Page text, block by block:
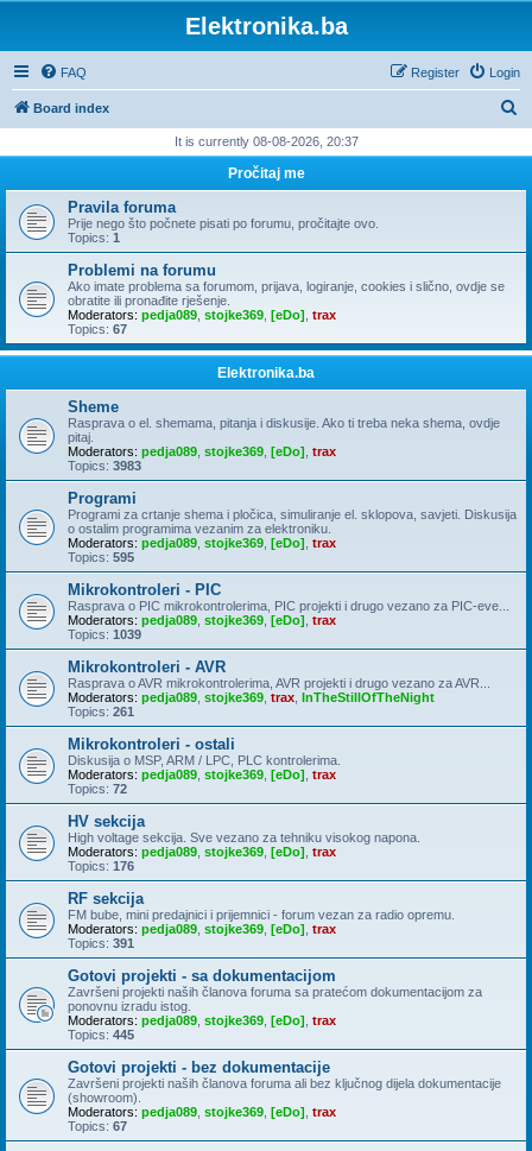
Elektronika.ba
FAQ Login
Register
Board index
r
h
It is currently 08-08-2026, 20:37
Pročitaj me
Pravila foruma
Prije nego što počnete pisati po forumu, pročitajte ovo.
Topics: 1
Problemi na forumu
Ako imate problema sa forumom, prijava, logiranje, cookies i slično, ovdje se
obratite ili pronađite rješenje.
Moderators: pedja089 stojke369 [eDo] trax
Topics: 67
Elektronika.ba
Sheme
Rasprava o el. shemama, pitanja i diskusije. Ako ti treba neka shema, ovdje
pitaj.
Moderators: pedja089 stojke369 [eDo] trax
Topics: 3983
Programi
Programi za crtanje shema i pločica, simuliranje el. sklopova, savjeti. Diskusija
o ostalim programima vezanim za elektroniku.
Moderators: pedja089 stojke369 [eDo] trax
Topics: 595
Mikrokontroleri - PIC
Rasprava o PIC mikrokontrolerima, PIC projekti i drugo vezano za PIC-eve...
Moderators: pedja089 stojke369 [eDo] trax
Topics: 1039
Mikrokontroleri - AVR
Rasprava o AVR mikrokontrolerima, AVR projekti i drugo vezano za AVR...
Moderators: pedja089 stojke369 trax InTheStillOfTheNight
Topics: 261
Mikrokontroleri - ostali
Diskusija o MSP, ARM / LPC, PLC kontrolerima.
Moderators: pedja089 stojke369 [eDo] trax
Topics: 72
HV sekcija
High voltage sekcija. Sve vezano za tehniku visokog napona.
Moderators: pedja089 stojke369 [eDo] trax
Topics: 176
RF sekcija
FM bube, mini predajnici i prijemnici - forum vezan za radio opremu.
Moderators: pedja089 stojke369 [eDo] trax
Topics: 391
Gotovi projekti - sa dokumentacijom
Završeni projekti naših članova foruma sa pratećom dokumentacijom za
ponovnu izradu istog.
Moderators: pedja089 stojke369 [eDo] trax
Topics: 445
Gotovi projekti - bez dokumentacije
Završeni projekti naših članova foruma ali bez ključnog dijela dokumentacije
(showroom).
Moderators: pedja089 stojke369 [eDo] trax
Topics: 67